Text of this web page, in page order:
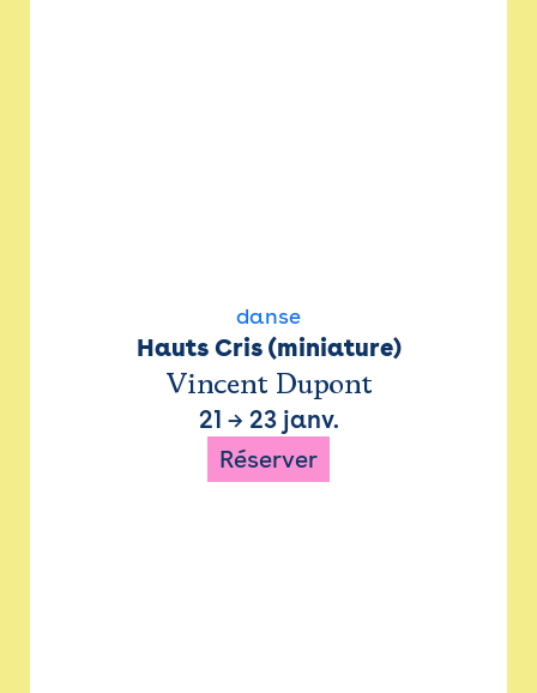
danse
Hauts Cris (miniature)
Vincent Dupont
21 → 23 janv.
Réserver